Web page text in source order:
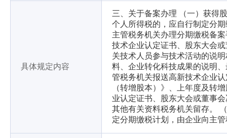
具体规定内容
三、关于备案办理 （一）获得
个人所得税的，应自行制定分
主管税务机关办理分期缴税备
技术企业认定证书、股东大会
关技术人员参与技术活动的说
料、企业转化科技成果的说明
管税务机关报送高新技术企业
（转增股本）》、上年度及转
业认定证书、股东大会或董事
其他有关资料税务机关留存。
定分期缴税计划，由企业向主